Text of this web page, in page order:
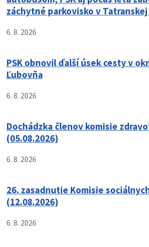
záchytné parkovisko v
6. 8. 2026
PSK obnovil ďalší úsek cesty v
Ľubovňa
6. 8. 2026
Dochádzka členov komisie
(05.08.2026)
6. 8. 2026
26. zasadnutie Komisie
(12.08.2026)
6. 8. 2026